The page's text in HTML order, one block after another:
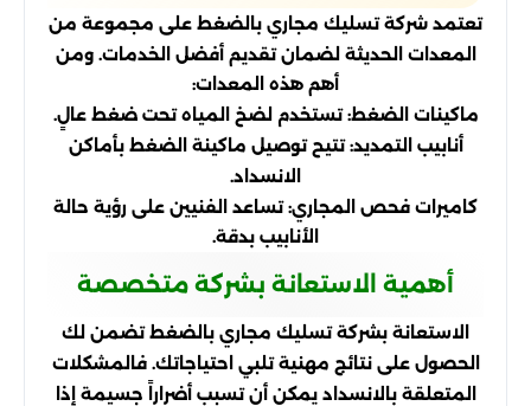
تعتمد شركة تسليك مجاري بالضغط على مجموعة من
المعدات الحديثة لضمان تقديم أفضل الخدمات. ومن
أهم هذه المعدات:
ماكينات الضغط: تستخدم لضخ المياه تحت ضغط عالٍ.
أنابيب التمديد: تتيح توصيل ماكينة الضغط بأماكن
الانسداد.
كاميرات فحص المجاري: تساعد الفنيين على رؤية حالة
الأنابيب بدقة.
أهمية الاستعانة بشركة متخصصة
الاستعانة بشركة تسليك مجاري بالضغط تضمن لك
الحصول على نتائج مهنية تلبي احتياجاتك. فالمشكلات
المتعلقة بالانسداد يمكن أن تسبب أضراراً جسيمة إذا